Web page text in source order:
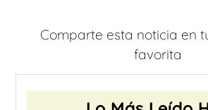
Comparte esta noticia en
favorita